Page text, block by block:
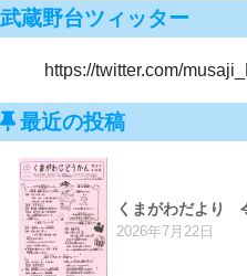
武蔵野台ツィッター
https://twitter.com/
最近の投稿
くまがわだより
2026年7月22日